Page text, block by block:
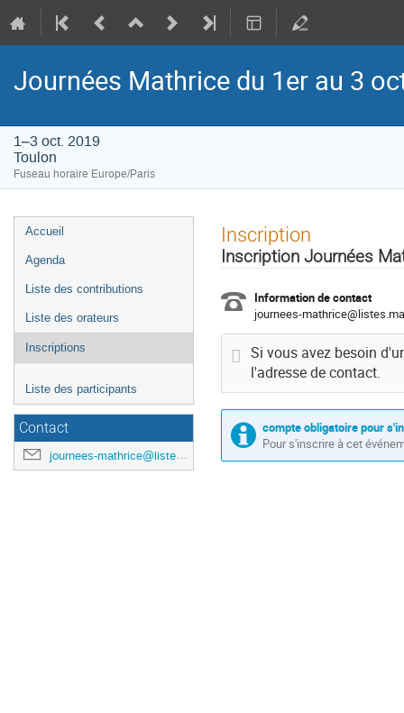
Journées Mathrice du 1er au 3
1–3 oct. 2019
Toulon
Fuseau horaire Europe/Paris
Menu
de
Accueil
Agenda
Liste des contributions
Liste des orateurs
Inscriptions
Liste des participants
Contact
journees-mathrice@listes.mathrice.fr
Inscription
Inscription Journées
Information de contact
journees-
Si vous avez besoin
l'adresse de contact.
compte obligatoire pour
Pour s'inscrire à cet